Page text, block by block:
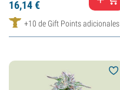
16,14€
+10 de Gift Points adicionales